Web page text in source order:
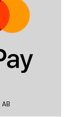
AB